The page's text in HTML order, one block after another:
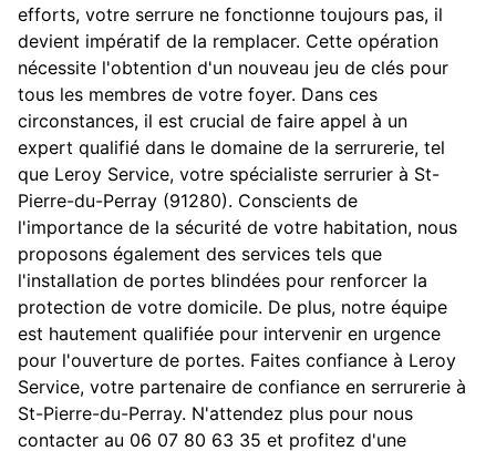
efforts, votre serrure ne fonctionne toujours pas, il
devient impératif de la remplacer. Cette opération
nécessite l'obtention d'un nouveau jeu de clés pour
tous les membres de votre foyer. Dans ces
circonstances, il est crucial de faire appel à un
expert qualifié dans le domaine de la serrurerie, tel
que Leroy Service, votre spécialiste serrurier à St-
Pierre-du-Perray (91280). Conscients de
l'importance de la sécurité de votre habitation, nous
proposons également des services tels que
l'installation de portes blindées pour renforcer la
protection de votre domicile. De plus, notre équipe
est hautement qualifiée pour intervenir en urgence
pour l'ouverture de portes. Faites confiance à Leroy
Service, votre partenaire de confiance en serrurerie à
St-Pierre-du-Perray. N'attendez plus pour nous
contacter au 06 07 80 63 35 et profitez d'une